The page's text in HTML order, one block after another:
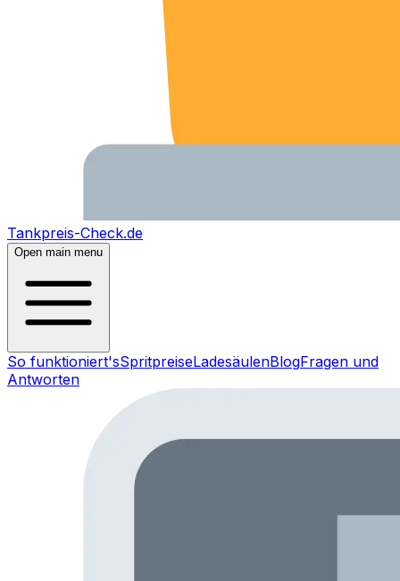
Tankpreis-Check.de
Open main menu
So funktioniert'sSpritpreiseLadesäulenBlogFragen und
Antworten